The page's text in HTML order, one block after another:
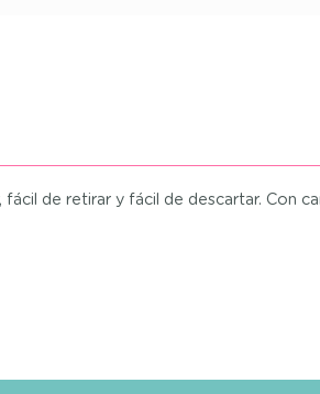
de retirar y fácil de descartar. Con